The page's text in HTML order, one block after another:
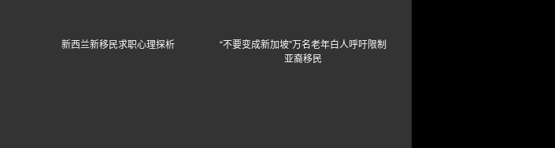
新西兰新移民求职心理探析
“不要变成新加坡”万名老年白人呼吁限制
亚裔移民